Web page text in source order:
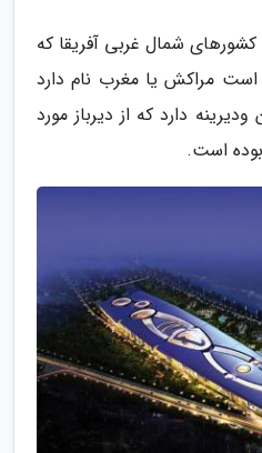
شمال غربی آفریقا که
است مراکش یا مغرب نام دارد
دارد که از دیرباز مورد
است.